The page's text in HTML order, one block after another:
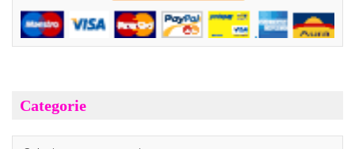
Categorie